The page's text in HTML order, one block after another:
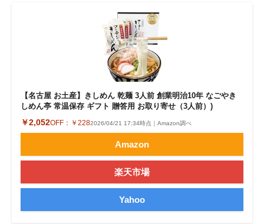
【名古屋 お土産】きしめん 乾麺 3人前 創業明治10年 なごやき
しめん亭 常温保存 ギフト 贈答用 お取り寄せ（3人前）)
￥2,052OFF： ￥2282026/04/21 17:34時点｜Amazon調べ
Amazon
楽天市場
Yahoo